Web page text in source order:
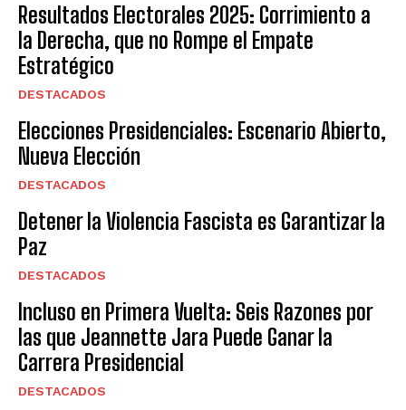
Resultados Electorales 2025: Corrimiento a
la Derecha, que no Rompe el Empate
Estratégico
DESTACADOS
Elecciones Presidenciales: Escenario Abierto,
Nueva Elección
DESTACADOS
Detener la Violencia Fascista es Garantizar la
Paz
DESTACADOS
Incluso en Primera Vuelta: Seis Razones por
las que Jeannette Jara Puede Ganar la
Carrera Presidencial
DESTACADOS